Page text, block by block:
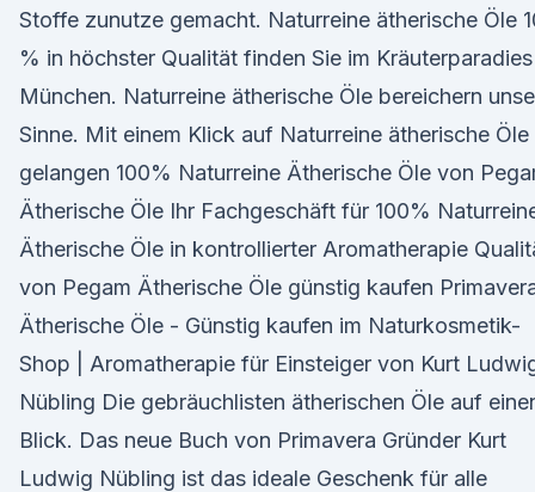
Stoffe zunutze gemacht. Naturreine ätherische Öle
% in höchster Qualität finden Sie im
München. Naturreine ätherische Öle bereichern
Sinne. Mit einem Klick auf Naturreine ätherische Öle
gelangen 100% Naturreine Ätherische Öle von
Ätherische Öle Ihr Fachgeschäft für 100%
Ätherische Öle in kontrollierter Aromatherapie
von Pegam Ätherische Öle günstig kaufen
Ätherische Öle - Günstig kaufen im Naturkosmetik-
Shop | Aromatherapie für Einsteiger von Kurt
Nübling Die gebräuchlisten ätherischen Öle auf
Blick. Das neue Buch von Primavera Gründer Kurt
Ludwig Nübling ist das ideale Geschenk für alle